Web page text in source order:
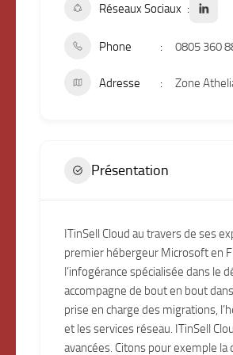
Réseaux Sociaux
Phone 0805 360
Adresse Zone
Présentation
ITinSell Cloud au travers de ses
premier hébergeur Microsoft en
l’infogérance spécialisée dans le
accompagne de bout en bout
prise en charge des migrations,
et les services réseau. ITinSell
avancées. Citons pour exemple la